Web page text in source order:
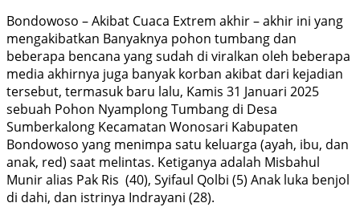
Bondowoso – Akibat Cuaca Extrem akhir – akhir ini yang
mengakibatkan Banyaknya pohon tumbang dan
beberapa bencana yang sudah di viralkan oleh beberapa
media akhirnya juga banyak korban akibat dari kejadian
tersebut, termasuk baru lalu, Kamis 31 Januari 2025
sebuah Pohon Nyamplong Tumbang di Desa
Sumberkalong Kecamatan Wonosari Kabupaten
Bondowoso yang menimpa satu keluarga (ayah, ibu, dan
anak, red) saat melintas. Ketiganya adalah Misbahul
Munir alias Pak Ris (40), Syifaul Qolbi (5) Anak luka benjol
di dahi, dan istrinya Indrayani (28).